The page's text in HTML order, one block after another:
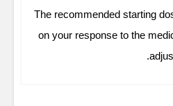
The recommended starting
on your response to the